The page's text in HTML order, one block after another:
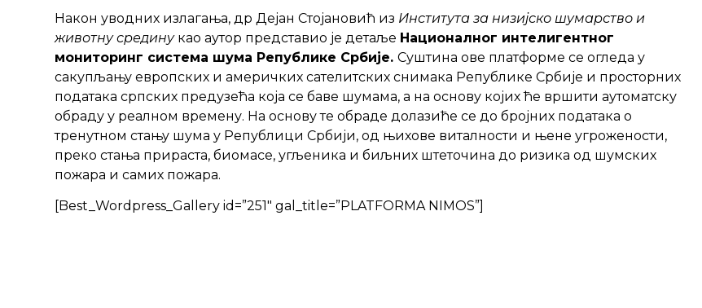
Након уводних излагања, др Дејан Стојановић из Института за низијско шумарство и
животну срединукао аутор представио је детаље Националног интелигентног
мониторинг система шума Републике Србије.Суштина ове платформе се огледа у
сакупљању европских и америчких сателитских снимака Републике Србије и просторних
података српских предузећа која се баве шумама, а на основу којих ће вршити аутоматску
обраду у реалном времену. На основу те обраде долазиће се до бројних података о
тренутном стању шума у Републици Србији, од њихове виталности и њене угрожености,
преко стања прираста, биомасе, угљеника и биљних штеточина до ризика од шумских
пожара и самих пожара.
[Best_Wordpress_Gallery id=”251″ gal_title=”PLATFORMA NIMOS”]